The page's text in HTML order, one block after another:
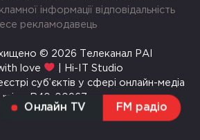
Онлайн TV FM радіо
інформації відповідальність
рекламодавець
© 2026 Телеканал РАІ
love
| Hi-IT Studio
суб’єктів у сфері онлайн-медіа
rai.ua R40-00967